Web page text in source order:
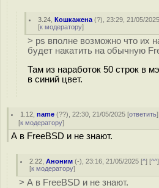
3.24 ,Кошкажена (?), 23:29, 21/05/
[к модератору]
> ps вполне возможно что их
будет накатить на обычную
Там из наработок 50 строк в
в синий цвет.
1.12 ,name (??), 22:30, 21/05/2025 [ответить
[к модератору]
А в FreeBSD и не знают.
2.22 ,Аноним (-), 23:16, 21/05/2025 [^] [^^
[к модератору]
> А в FreeBSD и не знают.